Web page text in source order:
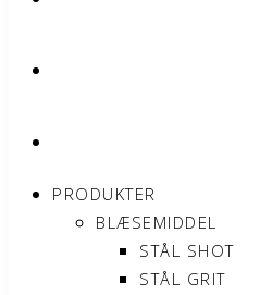
PRODUKTER
BLÆSEMIDDEL
STÅL SHOT
STÅL GRIT